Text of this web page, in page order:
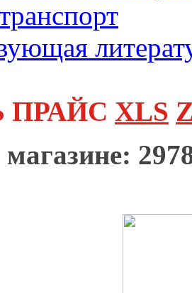
ПРАЙС XLS